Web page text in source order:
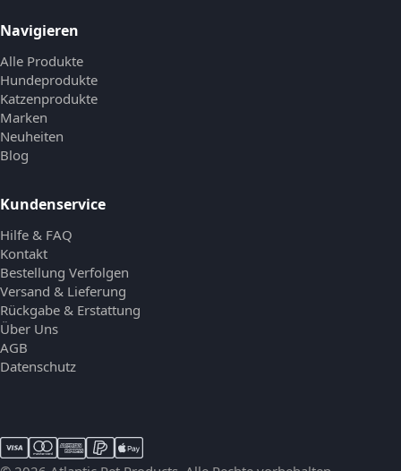
Navigieren
Alle Produkte
Hundeprodukte
Katzenprodukte
Marken
Neuheiten
Blog
Kundenservice
Hilfe & FAQ
Kontakt
Bestellung Verfolgen
Versand & Lieferung
Rückgabe & Erstattung
Über Uns
AGB
Datenschutz